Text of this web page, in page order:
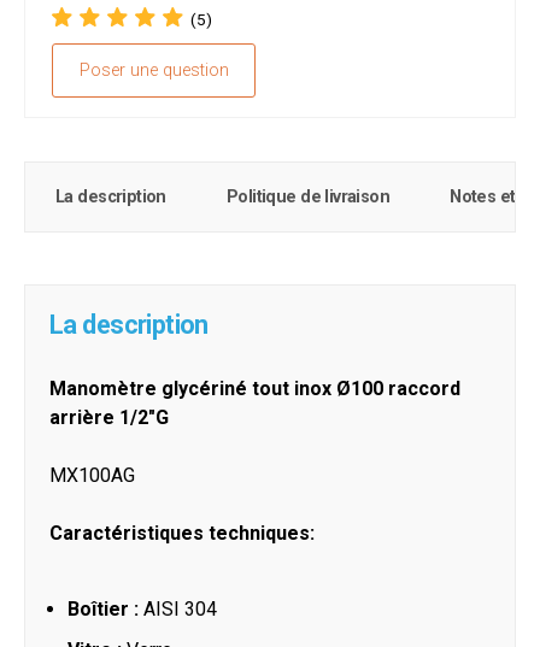
(5)
Poser une question
La description Politique de livraison Notes et
La description
Manomètre glycériné tout inox Ø100 raccord
arrière 1/2"G
MX100AG
Caractéristiques techniques:
Boîtier : AISI 304